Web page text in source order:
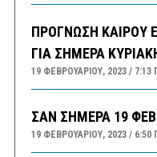
ΠΡΟΓΝΩΣΗ ΚΑΙΡΟΥ
ΓΙΑ ΣΗΜΕΡΑ
19 ΦΕΒΡΟΥΑΡΊΟΥ, 2023 7:13
ΣΑΝ ΣΗΜΕΡΑ 19
19 ΦΕΒΡΟΥΑΡΊΟΥ, 2023 6:50